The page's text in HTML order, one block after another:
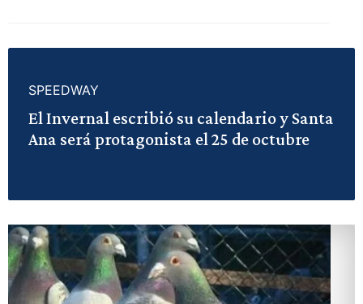
SPEEDWAY
El Invernal escribió su calendario y Santa
Ana será protagonista el 25 de octubre